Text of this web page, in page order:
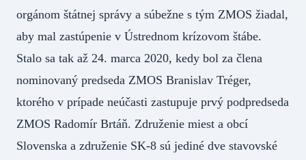
orgánom štátnej správy a súbežne s tým ZMOS žiadal,
aby mal zastúpenie v Ústrednom krízovom štábe.
Stalo sa tak až 24. marca 2020, kedy bol za člena
nominovaný predseda ZMOS Branislav Tréger,
ktorého v prípade neúčasti zastupuje prvý podpredseda
ZMOS Radomír Brtáň. Združenie miest a obcí
Slovenska a združenie SK-8 sú jediné dve stavovské